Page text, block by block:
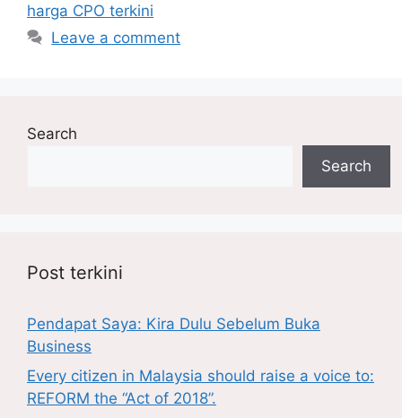
harga CPO terkini
Leave a comment
Search
Search
Post terkini
Pendapat Saya: Kira Dulu Sebelum Buka
Business
Every citizen in Malaysia should raise a voice to:
REFORM the “Act of 2018”.